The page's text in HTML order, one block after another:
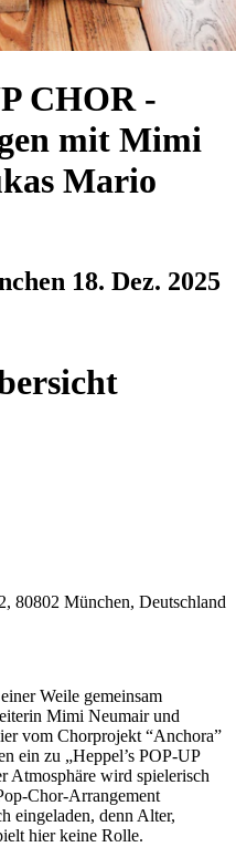
CHOR -
mit Mimi
Mario
18. Dez. 2025
80802 München, Deutschland
Weile gemeinsam
Mimi Neumair und
vom Chorprojekt “Anchora”
ein zu „Heppel’s POP-UP
Atmosphäre wird spielerisch
Chor-Arrangement
eingeladen, denn Alter,
hier keine Rolle.